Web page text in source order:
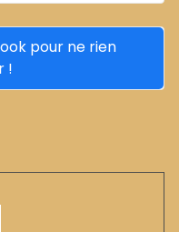
pour ne rien
!